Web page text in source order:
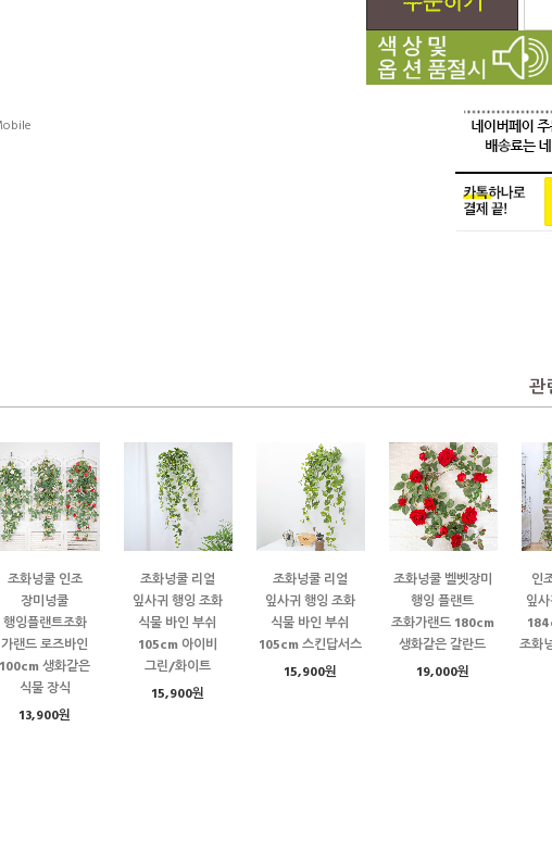
관
조화넝쿨 인조
장미넝쿨
행잉플랜트조화
가랜드 로즈바인
100cm 생화같은
식물 장식
13,900원
조화넝쿨 리얼
잎사귀 행잉 조화
식물 바인 부쉬
105cm 아이비
그린/화이트
15,900원
조화넝쿨 리얼
잎사귀 행잉 조화
식물 바인 부쉬
105cm 스킨답서스
15,900원
조화넝쿨 벨벳장미
행잉 플랜트
조화가랜드 180cm
생화같은 갈란드
19,000원
인
잎
조화